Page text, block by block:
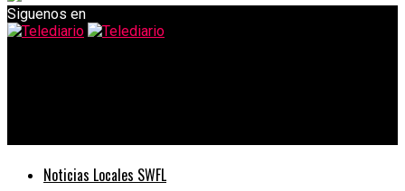
Siguenos en
Noticias Locales SWFL